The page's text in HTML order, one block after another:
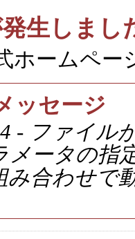
生しまし
ホームペー
ッセージ
- ファイル
メータの指
み合わせで